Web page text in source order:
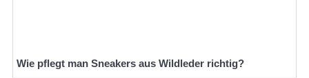
Wie pflegt man Sneakers aus Wildleder richtig?